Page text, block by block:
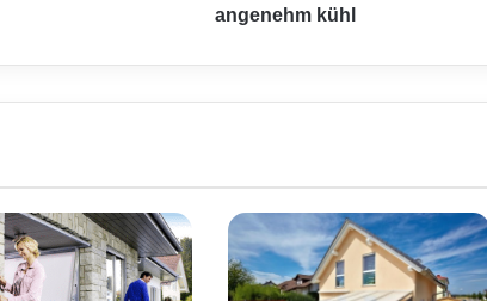
a
l
u
m
i
n
angenehm kühl